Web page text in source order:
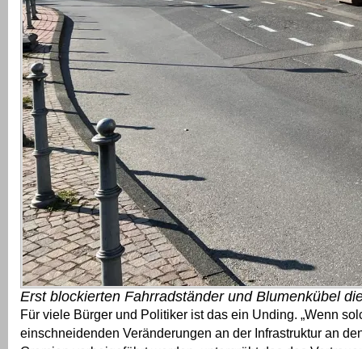
Erst blockierten Fahrradständer und Blumenkübel
Für viele Bürger und Politiker ist das ein Unding. „Wenn
einschneidenden Veränderungen an der Infrastruktur an